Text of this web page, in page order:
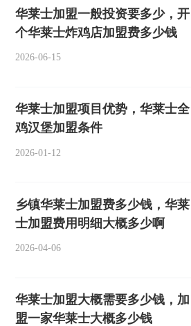
华莱士加盟一般投资要多少，开
个华莱士炸鸡店加盟费多少钱
2026-06-15
华莱士加盟项目优势，华莱士全
鸡汉堡加盟条件
2026-01-12
乡镇华莱士加盟费多少钱，华莱
士加盟费用明细大概多少啊
2026-04-06
华莱士加盟大概需要多少钱，加
盟一家华莱士大概多少钱